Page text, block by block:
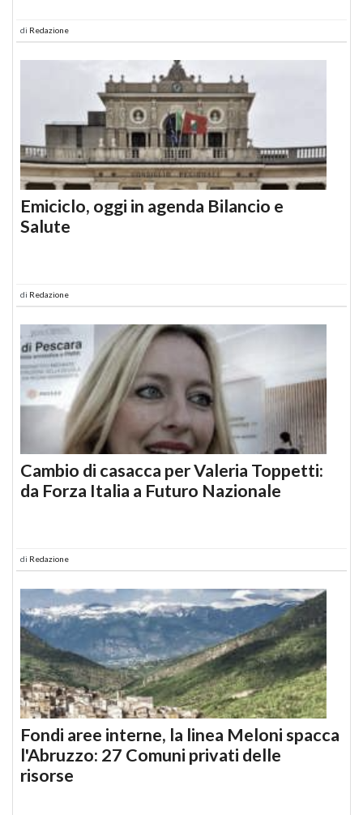
di Redazione
Emiciclo, oggi in agenda Bilancio e
Salute
di Redazione
Cambio di casacca per Valeria Toppetti:
da Forza Italia a Futuro Nazionale
di Redazione
Fondi aree interne, la linea Meloni spacca
l'Abruzzo: 27 Comuni privati delle
risorse